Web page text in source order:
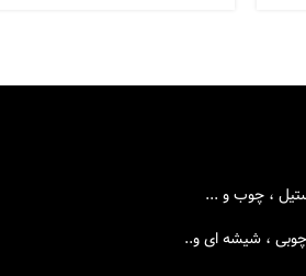
، چوب و ...
چوبی ، شیشه ای و..